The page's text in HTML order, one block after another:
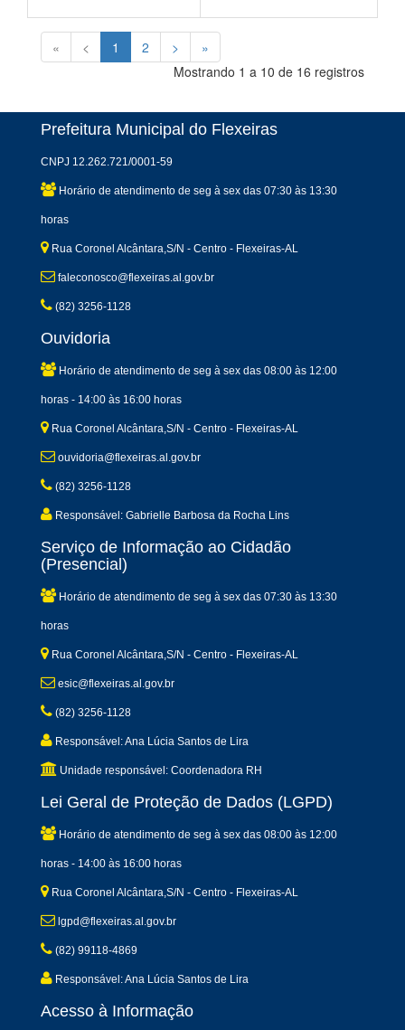
« < 1 2 >
»
Mostrando 1 a 10 de 16 registros
Prefeitura Municipal do Flexeiras
CNPJ 12.262.721/0001-59
Horário de atendimento de seg à sex das 07:30 às 13:30
horas
Rua Coronel Alcântara,S/N - Centro - Flexeiras-AL
faleconosco@flexeiras.al.gov.br
(82) 3256-1128
Ouvidoria
Horário de atendimento de seg à sex das 08:00 às 12:00
horas - 14:00 às 16:00 horas
Rua Coronel Alcântara,S/N - Centro - Flexeiras-AL
ouvidoria@flexeiras.al.gov.br
(82) 3256-1128
Responsável: Gabrielle Barbosa da Rocha Lins
Serviço de Informação ao Cidadão
(Presencial)
Horário de atendimento de seg à sex das 07:30 às 13:30
horas
Rua Coronel Alcântara,S/N - Centro - Flexeiras-AL
esic@flexeiras.al.gov.br
(82) 3256-1128
Responsável: Ana Lúcia Santos de Lira
Unidade responsável: Coordenadora RH
Lei Geral de Proteção de Dados (LGPD)
Horário de atendimento de seg à sex das 08:00 às 12:00
horas - 14:00 às 16:00 horas
Rua Coronel Alcântara,S/N - Centro - Flexeiras-AL
lgpd@flexeiras.al.gov.br
(82) 99118-4869
Responsável: Ana Lúcia Santos de Lira
Acesso à Informação